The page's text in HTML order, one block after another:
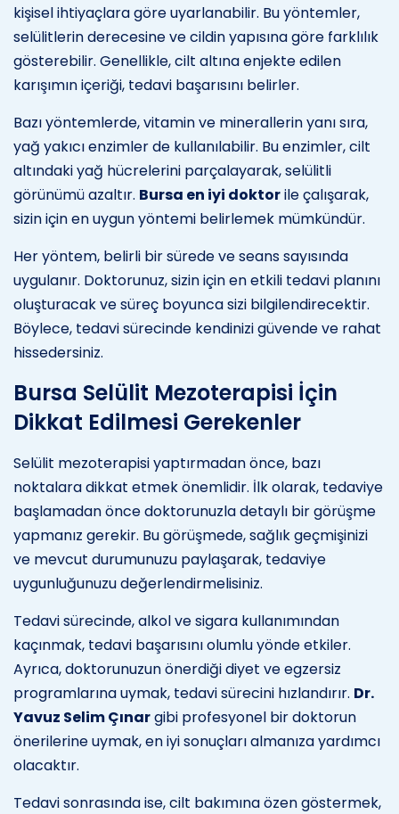
kişisel ihtiyaçlara göre uyarlanabilir. Bu yöntemler,
selülitlerin derecesine ve cildin yapısına göre farklılık
gösterebilir. Genellikle, cilt altına enjekte edilen
karışımın içeriği, tedavi başarısını belirler.
Bazı yöntemlerde, vitamin ve minerallerin yanı sıra,
yağ yakıcı enzimler de kullanılabilir. Bu enzimler, cilt
altındaki yağ hücrelerini parçalayarak, selülitli
görünümü azaltır. Bursa en iyi doktorile çalışarak,
sizin için en uygun yöntemi belirlemek mümkündür.
Her yöntem, belirli bir sürede ve seans sayısında
uygulanır. Doktorunuz, sizin için en etkili tedavi planını
oluşturacak ve süreç boyunca sizi bilgilendirecektir.
Böylece, tedavi sürecinde kendinizi güvende ve rahat
hissedersiniz.
Bursa Selülit Mezoterapisi İçin
Dikkat Edilmesi Gerekenler
Selülit mezoterapisi yaptırmadan önce, bazı
noktalara dikkat etmek önemlidir. İlk olarak, tedaviye
başlamadan önce doktorunuzla detaylı bir görüşme
yapmanız gerekir. Bu görüşmede, sağlık geçmişinizi
ve mevcut durumunuzu paylaşarak, tedaviye
uygunluğunuzu değerlendirmelisiniz.
Tedavi sürecinde, alkol ve sigara kullanımından
kaçınmak, tedavi başarısını olumlu yönde etkiler.
Ayrıca, doktorunuzun önerdiği diyet ve egzersiz
programlarına uymak, tedavi sürecini hızlandırır. Dr.
Yavuz Selim Çınargibi profesyonel bir doktorun
önerilerine uymak, en iyi sonuçları almanıza yardımcı
olacaktır.
Tedavi sonrasında ise, cilt bakımına özen göstermek,